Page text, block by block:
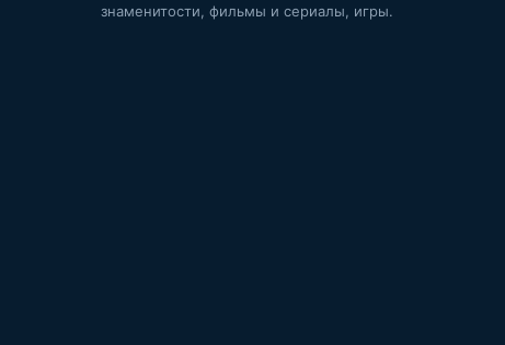
знаменитости, фильмы и сериалы, игры.